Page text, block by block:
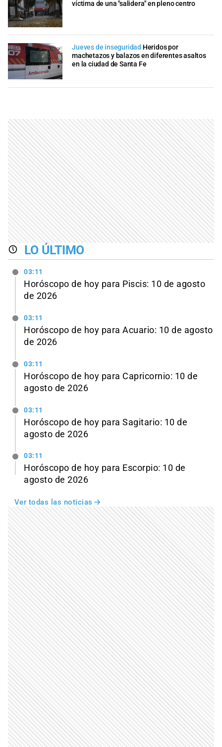
víctima de una "salidera" en pleno centro
Jueves de inseguridad Heridos por
machetazos y balazos en diferentes asaltos
en la ciudad de Santa Fe
LO ÚLTIMO
03:11
Horóscopo de hoy para Piscis: 10 de agosto
de 2026
03:11
Horóscopo de hoy para Acuario: 10 de agosto
de 2026
03:11
Horóscopo de hoy para Capricornio: 10 de
agosto de 2026
03:11
Horóscopo de hoy para Sagitario: 10 de
agosto de 2026
03:11
Horóscopo de hoy para Escorpio: 10 de
agosto de 2026
Ver todas las noticias